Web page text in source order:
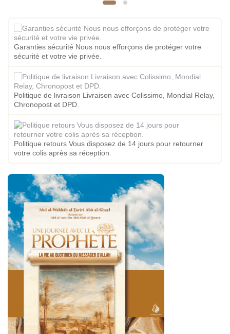
Garanties sécurité Nous nous efforçons de protéger votre
sécurité et votre vie privée.
Politique de livraison Livraison avec Colissimo, Mondial Relay,
Chronopost et DPD.
Politique retours Vous disposez de 14 jours pour retourner
votre colis après sa réception.